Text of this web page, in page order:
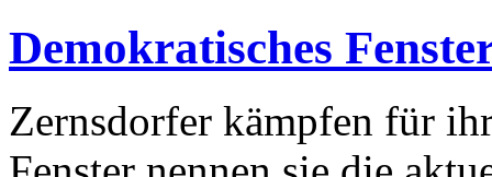
Demokratisches
Zernsdorfer kämpfen für